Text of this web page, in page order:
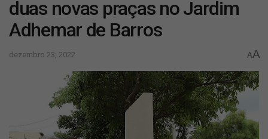
duas novas praças no Jardim
Adhemar de Barros
dezembro 23, 2022 AA